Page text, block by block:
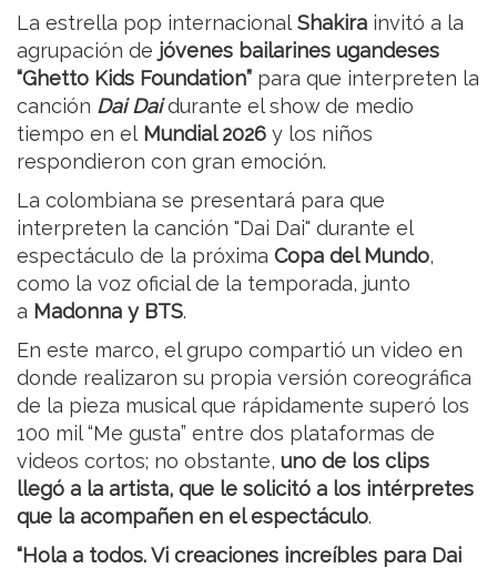
La estrella pop internacional Shakira invitó a la
agrupación de jóvenes bailarines ugandeses
“Ghetto Kids Foundation” para que interpreten la
canción Dai Daidurante el show de medio
tiempo en el Mundial 2026 y los niños
respondieron con gran emoción.
La colombiana se presentará para que
interpreten la canción "Dai Dai" durante el
espectáculo de la próxima Copa del Mundo,
como la voz oficial de la temporada, junto
a Madonna y BTS.
En este marco, el grupo compartió un video en
donde realizaron su propia versión coreográfica
de la pieza musical que rápidamente superó los
100 mil “Me gusta” entre dos plataformas de
videos cortos; no obstante, uno de los clips
llegó a la artista, que le solicitó a los intérpretes
que la acompañen en el espectáculo.
“Hola a todos. Vi creaciones increíbles para Dai